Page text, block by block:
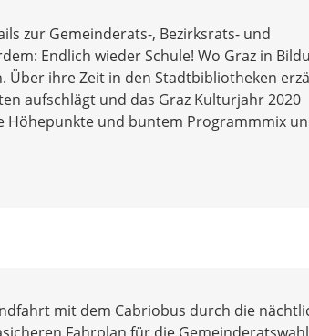
zur Gemeinderats-, Bezirksrats- und
Endlich wieder Schule! Wo Graz in
ihre Zeit in den Stadtbibliotheken
aufschlägt und das Graz Kulturjahr 2020
Höhepunkte und buntem Programmmix
mit dem Cabriobus durch die
Fahrplan für die